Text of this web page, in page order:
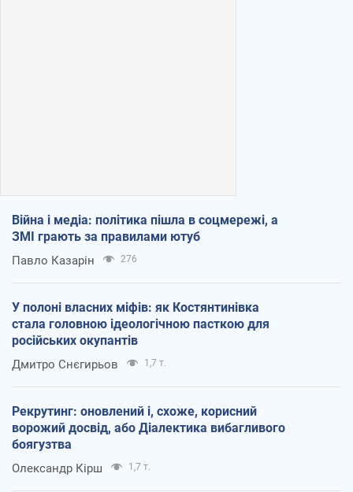
Війна і медіа: політика пішла в соцмережі, а
ЗМІ грають за правилами ютуб
Павло Казарін 276
У полоні власних міфів: як Костянтинівка
стала головною ідеологічною пасткою для
російських окупантів
Дмитро Снєгирьов 1,7 т.
Рекрутинг: оновлений і, схоже, корисний
ворожий досвід, або Діалектика вибагливого
боягузтва
Олександр Кірш 1,7 т.